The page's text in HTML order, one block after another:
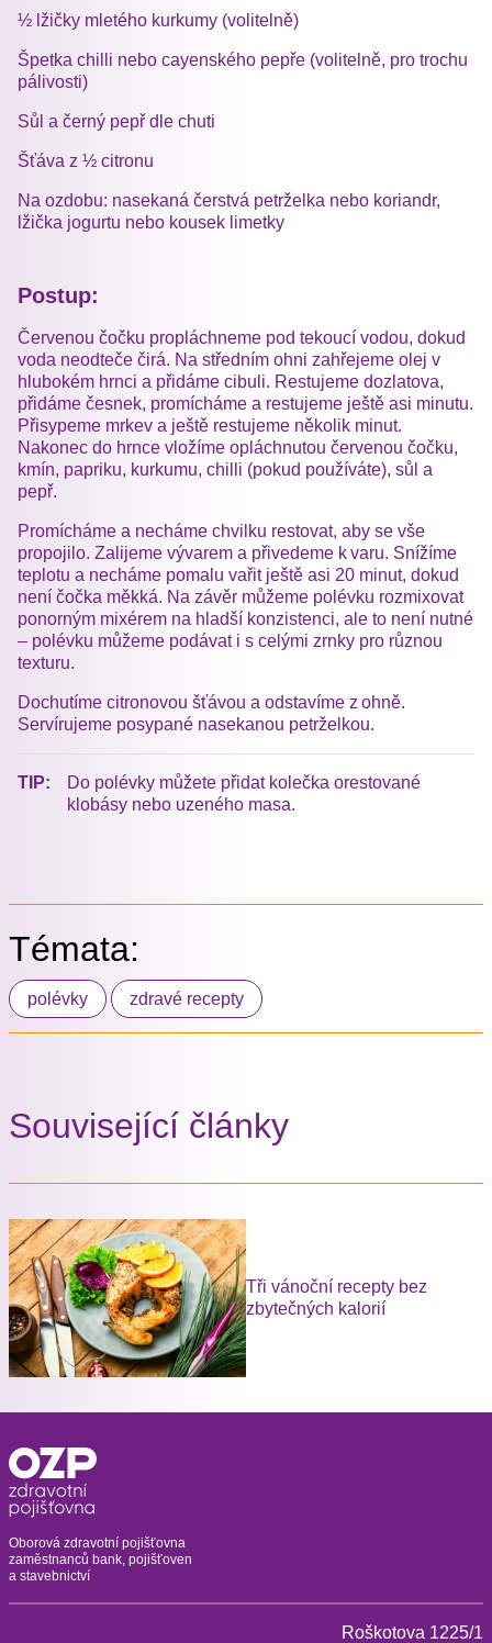
½ lžičky mletého kurkumy (volitelně)
Špetka chilli nebo cayenského pepře (volitelně, pro trochu
pálivosti)
Sůl a černý pepř dle chuti
Šťáva z ½ citronu
Na ozdobu: nasekaná čerstvá petrželka nebo koriandr,
lžička jogurtu nebo kousek limetky
Postup:
Červenou čočku propláchneme pod tekoucí vodou, dokud
voda neodteče čirá. Na středním ohni zahřejeme olej v
hlubokém hrnci a přidáme cibuli. Restujeme dozlatova,
přidáme česnek, promícháme a restujeme ještě asi minutu.
Přisypeme mrkev a ještě restujeme několik minut.
Nakonec do hrnce vložíme opláchnutou červenou čočku,
kmín, papriku, kurkumu, chilli (pokud používáte), sůl a
pepř.
Promícháme a necháme chvilku restovat, aby se vše
propojilo. Zalijeme vývarem a přivedeme k varu. Snížíme
teplotu a necháme pomalu vařit ještě asi 20 minut, dokud
není čočka měkká. Na závěr můžeme polévku rozmixovat
ponorným mixérem na hladší konzistenci, ale to není nutné
– polévku můžeme podávat i s celými zrnky pro různou
texturu.
Dochutíme citronovou šťávou a odstavíme z ohně.
Servírujeme posypané nasekanou petrželkou.
TIP:
Do polévky můžete přidat kolečka orestované
klobásy nebo uzeného masa.
Témata:
polévky zdravé recepty
Související články
Tři vánoční recepty bez
zbytečných kalorií
Oborová zdravotní pojišťovna
zaměstnanců bank, pojišťoven
a stavebnictví
Roškotova 1225/1